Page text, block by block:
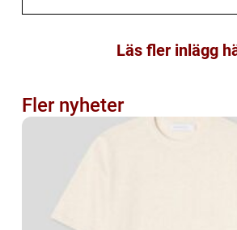
Läs fler inlägg
Fler nyheter